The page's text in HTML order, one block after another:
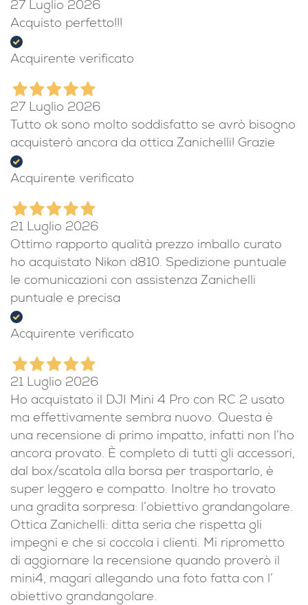
27 Luglio 2026
Acquisto perfetto!!!
Acquirente verificato
27 Luglio 2026
Tutto ok sono molto soddisfatto se avrò bisogno
acquisterò ancora da ottica Zanichelli! Grazie
Acquirente verificato
21 Luglio 2026
Ottimo rapporto qualità prezzo imballo curato
ho acquistato Nikon d810. Spedizione puntuale
le comunicazioni con assistenza Zanichelli
puntuale e precisa
Acquirente verificato
21 Luglio 2026
Ho acquistato il DJI Mini 4 Pro con RC 2 usato
ma effettivamente sembra nuovo. Questa è
una recensione di primo impatto, infatti non l’ho
ancora provato. È completo di tutti gli accessori,
dal box/scatola alla borsa per trasportarlo, è
super leggero e compatto. Inoltre ho trovato
una gradita sorpresa: l’obiettivo grandangolare.
Ottica Zanichelli: ditta seria che rispetta gli
impegni e che si coccola i clienti. Mi riprometto
di aggiornare la recensione quando proverò il
mini4, magari allegando una foto fatta con l’
obiettivo grandangolare.